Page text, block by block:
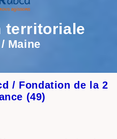
territoriale
Maine
/ Fondation de la 2
(49)